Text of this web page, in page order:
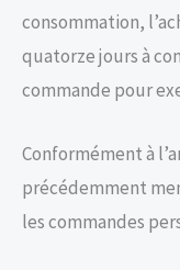
consommation,
quatorze jours à
commande pour
Conformément à
précédemment
les commandes